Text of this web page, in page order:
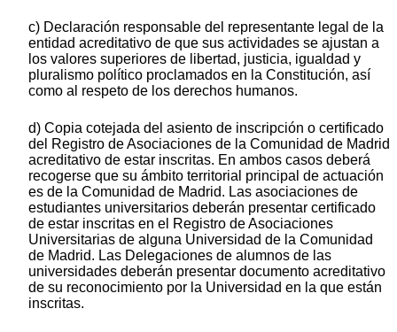
c) Declaración responsable del representante legal de la
entidad acreditativo de que sus actividades se ajustan a
los valores superiores de libertad, justicia, igualdad y
pluralismo político proclamados en la Constitución, así
como al respeto de los derechos humanos.
d) Copia cotejada del asiento de inscripción o certificado
del Registro de Asociaciones de la Comunidad de Madrid
acreditativo de estar inscritas. En ambos casos deberá
recogerse que su ámbito territorial principal de actuación
es de la Comunidad de Madrid. Las asociaciones de
estudiantes universitarios deberán presentar certificado
de estar inscritas en el Registro de Asociaciones
Universitarias de alguna Universidad de la Comunidad
de Madrid. Las Delegaciones de alumnos de las
universidades deberán presentar documento acreditativo
de su reconocimiento por la Universidad en la que están
inscritas.